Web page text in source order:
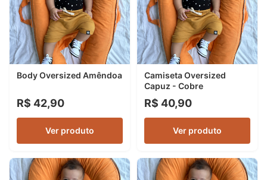
Body Oversized Amêndoa
R$ 42,90
Ver produto
Camiseta Oversized
Capuz - Cobre
R$ 40,90
Ver produto